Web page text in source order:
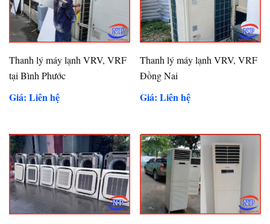
Thanh lý máy lạnh VRV, VRF
tại Bình Phước
Giá: Liên hệ
Thanh lý máy lạnh VRV, VRF
Đồng Nai
Giá: Liên hệ